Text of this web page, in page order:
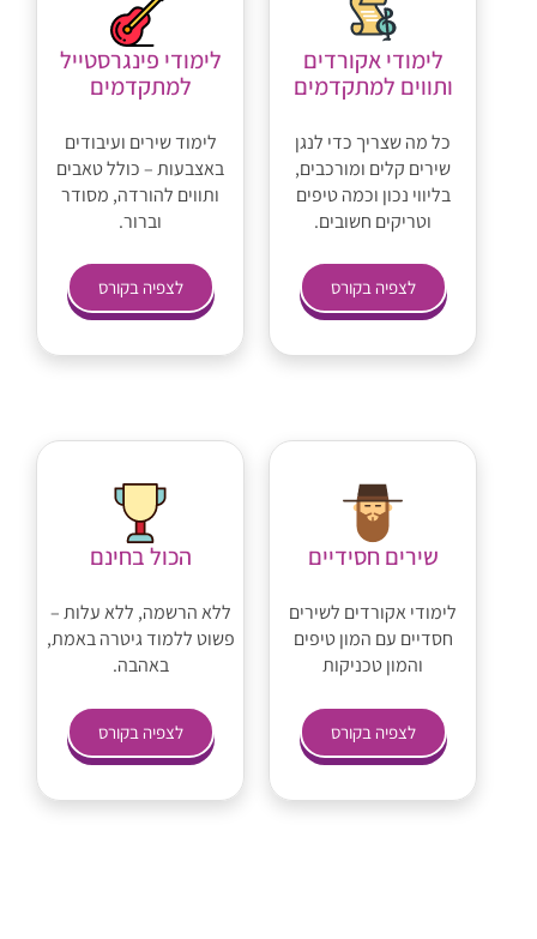
לימודי אקורדים
ותווים למתקדמים
כל מה שצריך כדי לנגן
שירים קלים ומורכבים,
בליווי נכון וכמה טיפים
וטריקים חשובים.
לצפיה בקורס
לימודי פינגרסטייל
למתקדמים
לימוד שירים ועיבודים
באצבעות – כולל טאבים
ותווים להורדה, מסודר
וברור.
לצפיה בקורס
שירים חסידיים
לימודי אקורדים לשירים
חסדיים עם המון טיפים
והמון טכניקות
לצפיה בקורס
הכול בחינם
ללא הרשמה, ללא עלות –
פשוט ללמוד גיטרה באמת,
באהבה.
לצפיה בקורס